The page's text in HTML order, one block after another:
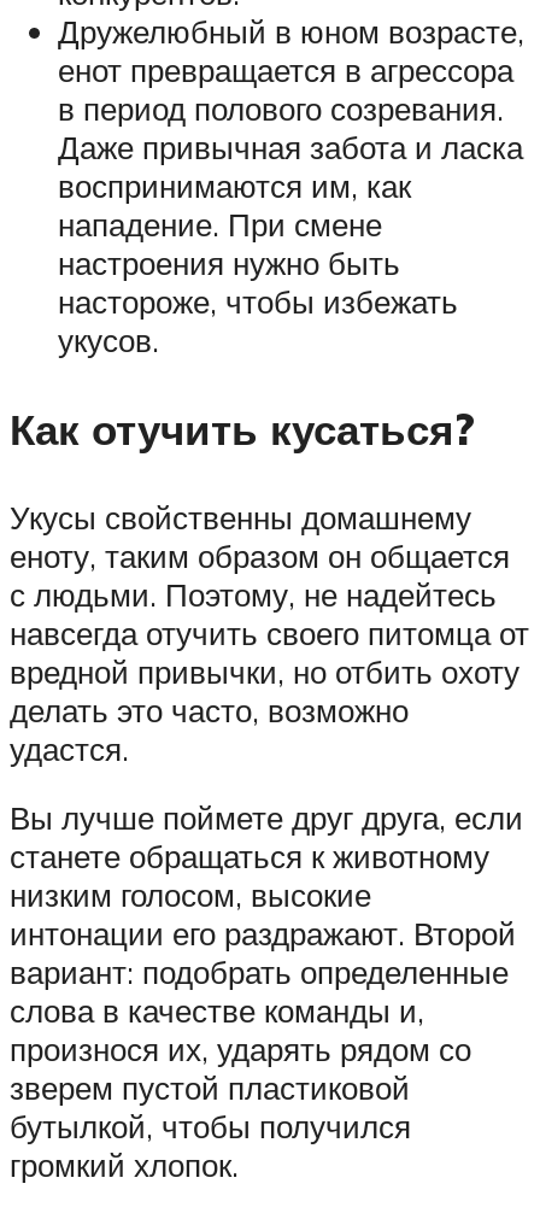
Дружелюбный в юном возрасте,
енот превращается в агрессора
в период полового созревания.
Даже привычная забота и ласка
воспринимаются им, как
нападение. При смене
настроения нужно быть
настороже, чтобы избежать
укусов.
Как отучить кусаться?
Укусы свойственны домашнему
еноту, таким образом он общается
с людьми. Поэтому, не надейтесь
навсегда отучить своего питомца от
вредной привычки, но отбить охоту
делать это часто, возможно
удастся.
Вы лучше поймете друг друга, если
станете обращаться к животному
низким голосом, высокие
интонации его раздражают. Второй
вариант: подобрать определенные
слова в качестве команды и,
произнося их, ударять рядом со
зверем пустой пластиковой
бутылкой, чтобы получился
громкий хлопок.